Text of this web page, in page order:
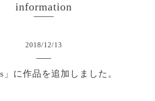
information
2018/12/13
」に作品を追加しました。